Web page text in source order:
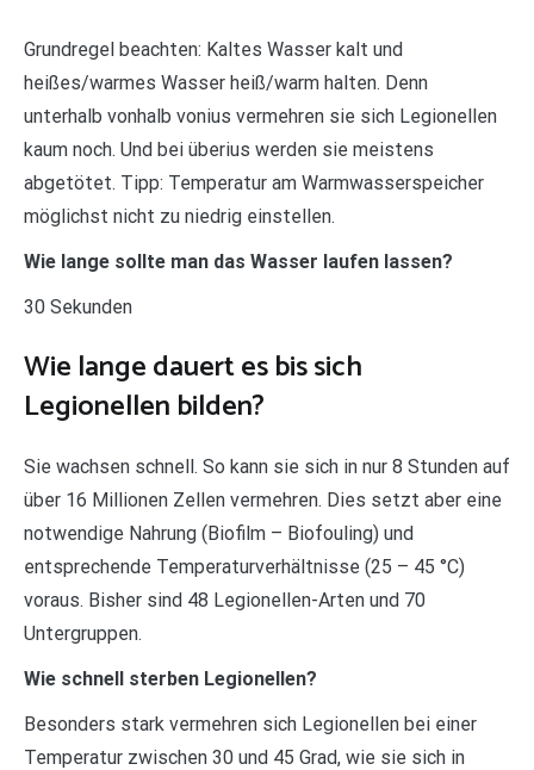
Grundregel beachten: Kaltes Wasser kalt und
heißes/warmes Wasser heiß/warm halten. Denn
unterhalb vonhalb vonius vermehren sie sich Legionellen
kaum noch. Und bei überius werden sie meistens
abgetötet. Tipp: Temperatur am Warmwasserspeicher
möglichst nicht zu niedrig einstellen.
Wie lange sollte man das Wasser laufen lassen?
30 Sekunden
Wie lange dauert es bis sich
Legionellen bilden?
Sie wachsen schnell. So kann sie sich in nur 8 Stunden auf
über 16 Millionen Zellen vermehren. Dies setzt aber eine
notwendige Nahrung (Biofilm – Biofouling) und
entsprechende Temperaturverhältnisse (25 – 45 °C)
voraus. Bisher sind 48 Legionellen-Arten und 70
Untergruppen.
Wie schnell sterben Legionellen?
Besonders stark vermehren sich Legionellen bei einer
Temperatur zwischen 30 und 45 Grad, wie sie sich in